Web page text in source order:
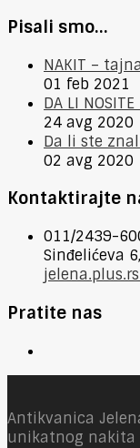
Pisali smo…
NAKIT –
01 feb 2021
DA LI
24 avg 2020
Da li ste
02 avg 2020
Kontaktirajte
011/2439-
Sinđelićeva
Pratite nas
Antikvanica
unikatnog nakita